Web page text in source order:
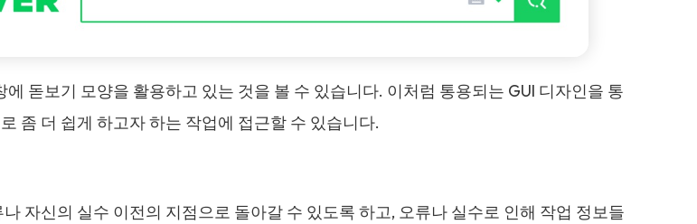
돋보기 모양을 활용하고 있는 것을 볼 수 있습니다. 이처럼 통용되는 GUI 디자인을 통
좀 더 쉽게 하고자 하는 작업에 접근할 수 있습니다.
자신의 실수 이전의 지점으로 돌아갈 수 있도록 하고, 오류나 실수로 인해 작업 정보들